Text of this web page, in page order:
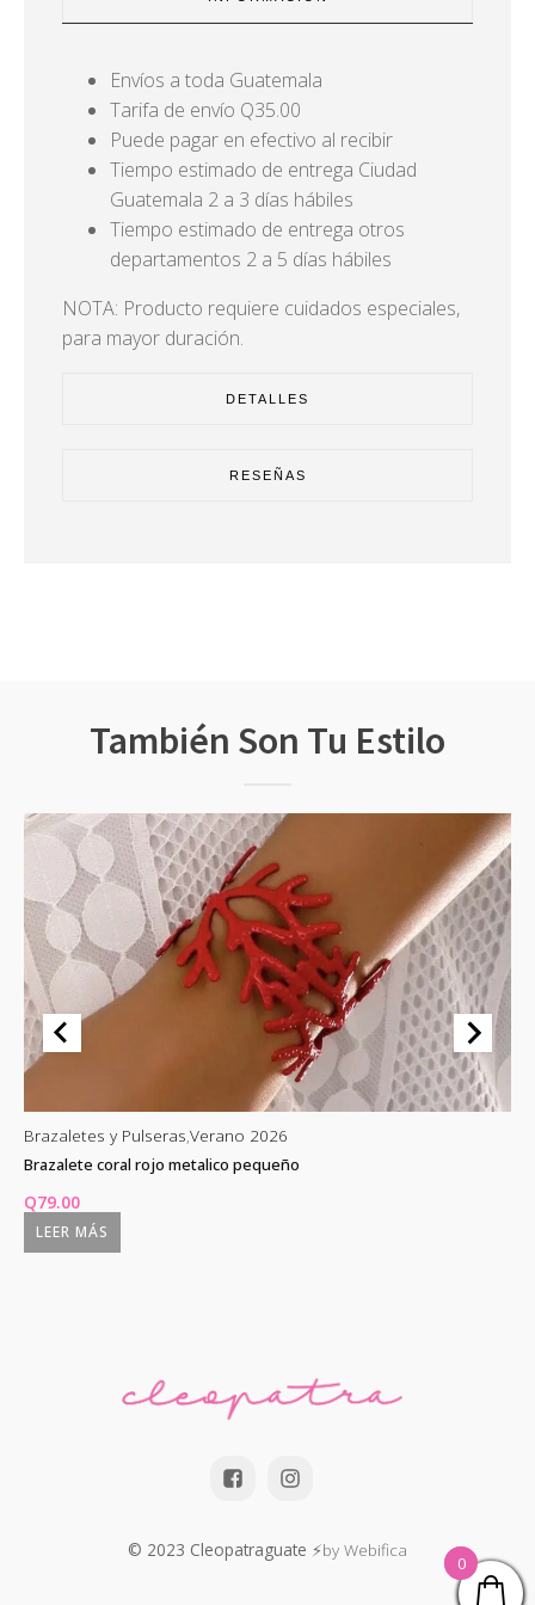
Envíos a toda Guatemala
Tarifa de envío Q35.00
Puede pagar en efectivo al recibir
Tiempo estimado de entrega Ciudad
Guatemala 2 a 3 días hábiles
Tiempo estimado de entrega otros
departamentos 2 a 5 días hábiles
NOTA: Producto requiere cuidados especiales,
para mayor duración.
DETALLES
RESEÑAS
También Son Tu Estilo
LEER MÁS
Brazaletes y Pulseras Verano 2026
Brazalete coral rojo metalico pequeño
Q79.00
© 2023 Cleopatraguate ⚡by Webifica
0
0